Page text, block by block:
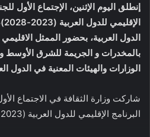
إنطلق اليوم الإثنين، الإجتماع الأول
الدول العربية، بحضور الممثل
بالمخدرات و الجريمة للشرق الأوسط
الوزارات والهيئات المعنية في الدول
شاركت وزارة الثقافة في الاجتماع
البرنامج الإقليمي للدول العربية (2023-2028).